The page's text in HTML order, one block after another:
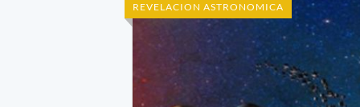
REVELACION ASTRONOMICA